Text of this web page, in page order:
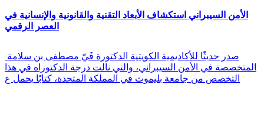
الأمن السيبراني استكشاف الأبعاد التقنية والقانونية والإنسانية في
العصر الرقمي
المتخصصة في الأمن السيبراني، والتي نالت درجة الدكتوراه في هذا
التخصص من جامعة بليموث في المملكة المتحدة، كتابًا يحمل ع